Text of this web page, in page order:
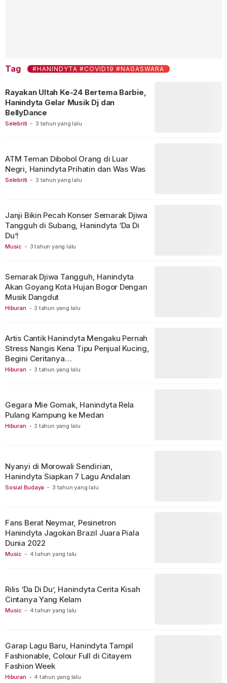
Tag #HANINDYTA #COVID19 #NAGASWARA
Selebriti - 3 tahun yang lalu
Rayakan Ultah Ke-24 Bertema Barbie,
Hanindyta Gelar Musik Dj dan
BellyDance
Selebriti - 3 tahun yang lalu
ATM Teman Dibobol Orang di Luar
Negri, Hanindyta Prihatin dan Was Was
Music - 3 tahun yang lalu
Janji Bikin Pecah Konser Semarak Djiwa
Tangguh di Subang, Hanindyta ‘Da Di
Du’!
Hiburan - 3 tahun yang lalu
Semarak Djiwa Tangguh, Hanindyta
Akan Goyang Kota Hujan Bogor Dengan
Musik Dangdut
Hiburan - 3 tahun yang lalu
Artis Cantik Hanindyta Mengaku Pernah
Stress Nangis Kena Tipu Penjual Kucing,
Begini Ceritanya…
Hiburan - 3 tahun yang lalu
Gegara Mie Gomak, Hanindyta Rela
Pulang Kampung ke Medan
Sosial Budaya - 3 tahun yang lalu
Nyanyi di Morowali Sendirian,
Hanindyta Siapkan 7 Lagu Andalan
Music - 4 tahun yang lalu
Fans Berat Neymar, Pesinetron
Hanindyta Jagokan Brazil Juara Piala
Dunia 2022
Music - 4 tahun yang lalu
Rilis ‘Da Di Du’, Hanindyta Cerita Kisah
Cintanya Yang Kelam
Hiburan - 4 tahun yang lalu
Garap Lagu Baru, Hanindyta Tampil
Fashionable, Colour Full di Citayem
Fashion Week